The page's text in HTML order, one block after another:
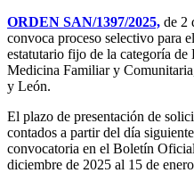
ORDEN SAN/1397/2025, de 2
convoca proceso selectivo para
estatutario fijo de la categoría de
Medicina Familiar y
y León.
El plazo de presentación de
contados a partir del día
convocatoria en el Boletín
diciembre de 2025 al 15 de